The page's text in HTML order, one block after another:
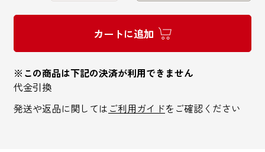
インターネットでのお問い合わせ
カートに追加
※この商品は下記の決済が利用できません
代金引換
発送や返品に関しては ご利用ガイドをご確認ください